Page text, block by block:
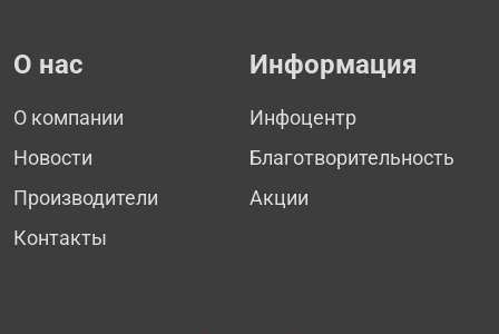
О нас
О компании
Новости
Производители
Контакты
Информация
Инфоцентр
Благотворительность
Акции